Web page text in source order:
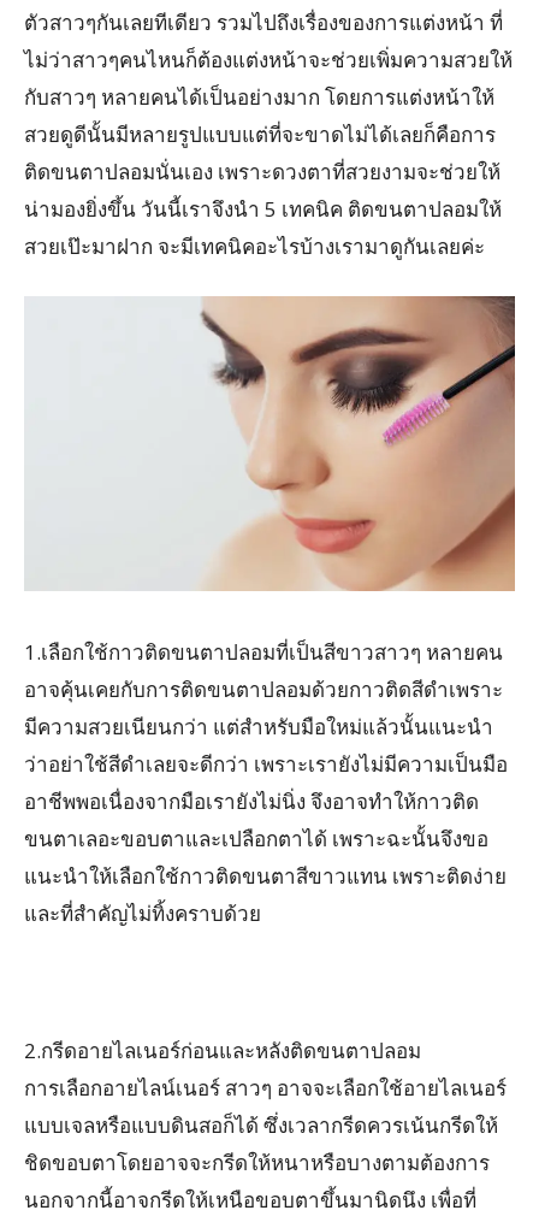
ตัวสาวๆกันเลยทีเดียว รวมไปถึงเรื่องของการแต่งหน้า ที่
ไม่ว่าสาวๆคนไหนก็ต้องแต่งหน้าจะช่วยเพิ่มความสวยให้
กับสาวๆ หลายคนได้เป็นอย่างมาก โดยการแต่งหน้าให้
สวยดูดีนั้นมีหลายรูปแบบแต่ที่จะขาดไม่ได้เลยก็คือการ
ติดขนตาปลอมนั่นเอง เพราะดวงตาที่สวยงามจะช่วยให้
น่ามองยิ่งขึ้น วันนี้เราจึงนำ 5 เทคนิค ติดขนตาปลอมให้
สวยเป๊ะมาฝาก จะมีเทคนิคอะไรบ้างเรามาดูกันเลยค่ะ
1.เลือกใช้กาวติดขนตาปลอมที่เป็นสีขาวสาวๆ หลายคน
อาจคุ้นเคยกับการติดขนตาปลอมด้วยกาวติดสีดำเพราะ
มีความสวยเนียนกว่า แต่สำหรับมือใหม่แล้วนั้นแนะนำ
ว่าอย่าใช้สีดำเลยจะดีกว่า เพราะเรายังไม่มีความเป็นมือ
อาชีพพอเนื่องจากมือเรายังไม่นิ่ง จึงอาจทำให้กาวติด
ขนตาเลอะขอบตาและเปลือกตาได้ เพราะฉะนั้นจึงขอ
แนะนำให้เลือกใช้กาวติดขนตาสีขาวแทน เพราะติดง่าย
และที่สำคัญไม่ทิ้งคราบด้วย
2.กรีดอายไลเนอร์ก่อนและหลังติดขนตาปลอม
การเลือกอายไลน์เนอร์ สาวๆ อาจจะเลือกใช้อายไลเนอร์
แบบเจลหรือแบบดินสอก็ได้ ซึ่งเวลากรีดควรเน้นกรีดให้
ชิดขอบตาโดยอาจจะกรีดให้หนาหรือบางตามต้องการ
นอกจากนี้อาจกรีดให้เหนือขอบตาขึ้นมานิดนึง เพื่อที่